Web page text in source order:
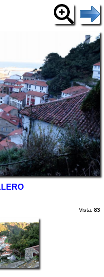
Vista: 83